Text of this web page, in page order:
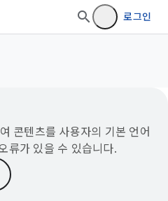
로그인
콘텐츠를 사용자의 기본 언어
류가 있을 수 있습니다.